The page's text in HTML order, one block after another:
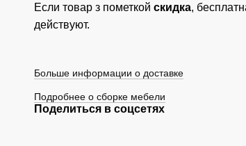
Если товар з пометкойскидка,
действуют.
Больше информации о доставке
Подробнее о сборке мебели
Поделиться в соцсетях